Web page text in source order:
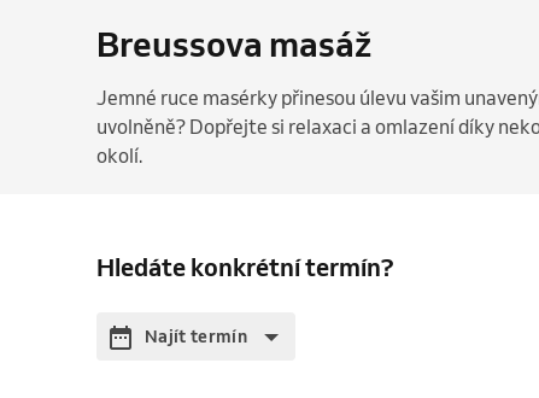
Breussova masáž
Jemné ruce masérky přinesou úlevu vašim
uvolněně? Dopřejte si relaxaci a omlazení díky
okolí.
Hledáte konkrétní termín?
Najít termín